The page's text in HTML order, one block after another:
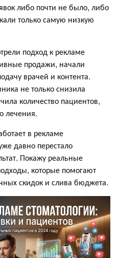
либо почти не было, либо
только самую низкую
подход к рекламе
продажи, начали
врачей и контента.
не только снизила
количество пациентов,
лечения.
в рекламе
давно перестало
Покажу реальные
которые помогают
скидок и слива бюджета.